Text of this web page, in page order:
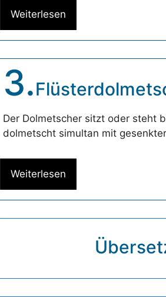
Weiterlesen
3.
Der Dolmetscher sitzt oder steht
dolmetscht simultan mit
Weiterlesen